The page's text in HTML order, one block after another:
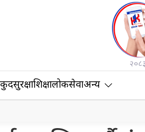
सुरक्षाशिक्षालोकसेवाअन्य